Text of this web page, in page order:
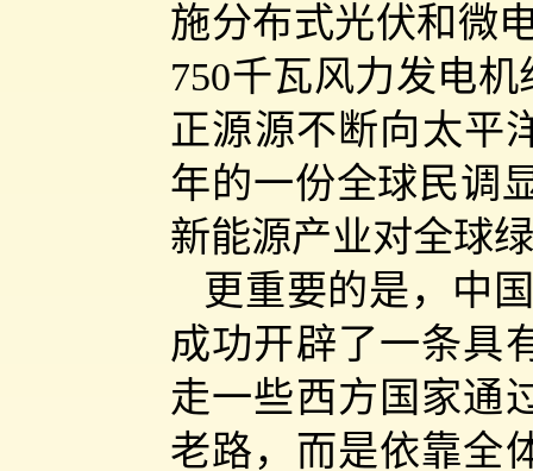
施分布式光伏和微
750千瓦风力发电
正源源不断向太平
年的一份全球民调
新能源产业对全球
更重要的是，中
成功开辟了一条具
走一些西方国家通
老路，而是依靠全